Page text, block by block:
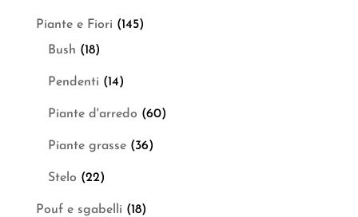
Piante e Fiori (145)
Bush (18)
Pendenti (14)
Piante d'arredo (60)
Piante grasse (36)
Stelo (22)
Pouf e sgabelli (18)